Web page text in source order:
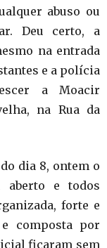
abuso ou
Deu certo, a
na entrada
e a polícia
a Moacir
na Rua da
dia 8, ontem o
aberto e todos
forte e
composta por
ficaram sem